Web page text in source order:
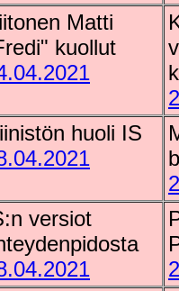
Matti
kuollut
huoli IS
versiot